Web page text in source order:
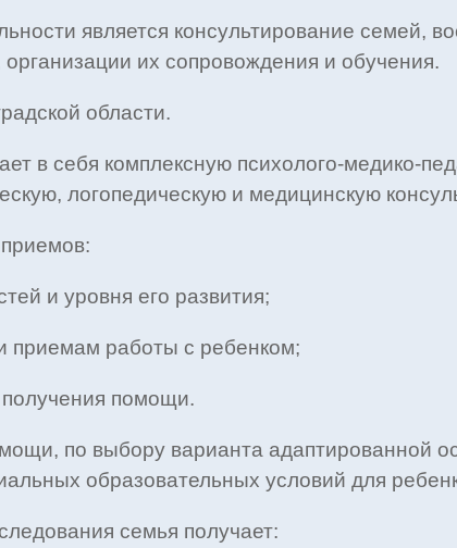
является консультирование семей,
их сопровождения и обучения.
области.
в себя комплексную психолого-медико-
логопедическую и медицинскую
и уровня его развития;
приемам работы с ребенком;
помощи.
по выбору варианта адаптированной
образовательных условий для
семья получает: